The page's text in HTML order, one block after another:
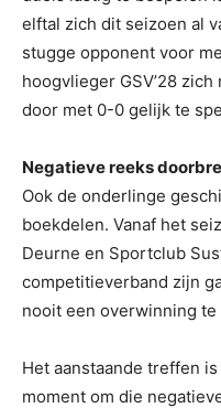
elftal zich dit seizoen al
stugge opponent voor
hoogvlieger GSV’28
door met 0-0 gelijk te
Negatieve reeks
Ook de onderlinge
boekdelen. Vanaf het
Deurne en Sportclub
competitieverband zijn
nooit een overwinning
Het aanstaande treffen
moment om die